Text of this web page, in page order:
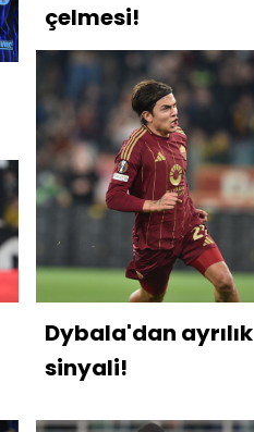
çelmesi!
Dybala'dan ayrılık
sinyali!